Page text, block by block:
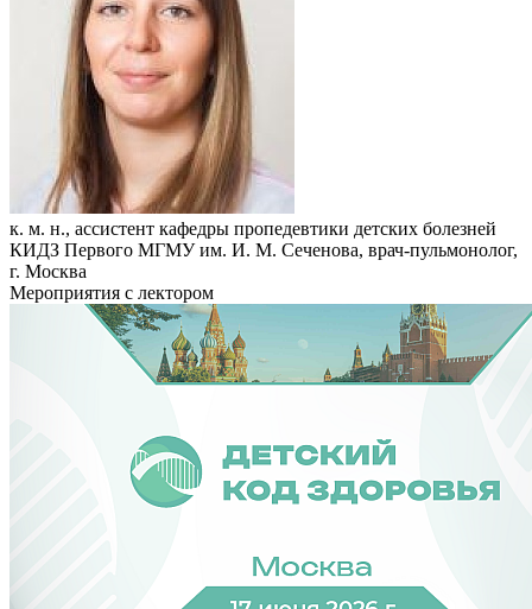
к. м. н., ассистент кафедры пропедевтики детских болезней
КИДЗ Первого МГМУ им. И. М. Сеченова, врач-пульмонолог,
г. Москва
Мероприятия с лектором